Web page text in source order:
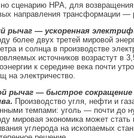
сценарию HPA, для
направления трансформации —
рычаг — ускоренная
более двух третей мировой
и солнца в производстве
источников возрастут в
к середине века почти
на электричество.
рычаг — быстрое сокращение
. Производство угля, нефти и
темпами: уголь — почти до
мировая экономика может
углерода на ископаемых